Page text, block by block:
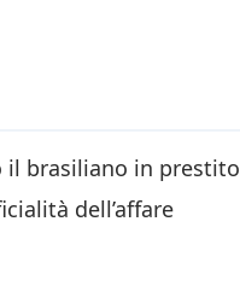
il brasiliano in prestito
dell’affare